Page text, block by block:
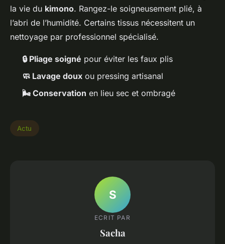
la vie du kimono. Rangez-le soigneusement plié, à
l’abri de l’humidité. Certains tissus nécessitent un
nettoyage par professionnel spécialisé.
🔒 Pliage soigné pour éviter les faux plis
🧼 Lavage doux ou pressing artisanal
🌬 Conservation en lieu sec et ombragé
Actu
S
ECRIT PAR
Sacha